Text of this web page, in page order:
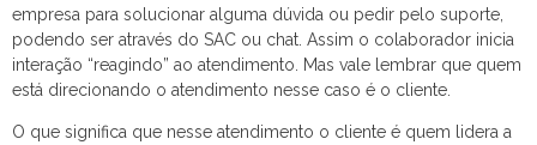
empresa para solucionar alguma dúvida ou pedir pelo suporte,
podendo ser através do SAC ou chat. Assim o colaborador inicia
interação “reagindo” ao atendimento. Mas vale lembrar que quem
está direcionando o atendimento nesse caso é o cliente.
O que significa que nesse atendimento o cliente é quem lidera a